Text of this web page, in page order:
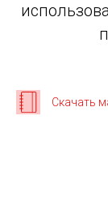
Скачать